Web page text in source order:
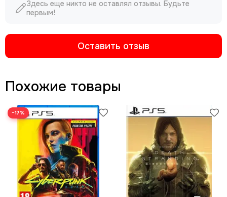
Здесь еще никто не оставлял отзывы. Будьте
первым!
Оставить отзыв
Похожие товары
−17%